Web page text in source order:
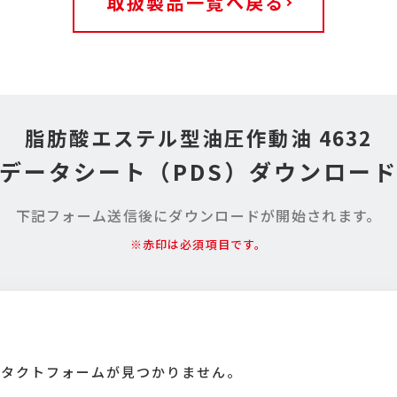
脂肪酸エステル型油圧作動油 4632
データシート （PDS）ダウンロード
下記フォーム送信後にダウンロードが開始されます。
※赤印は必須項目です。
クトフォームが見つかりません。